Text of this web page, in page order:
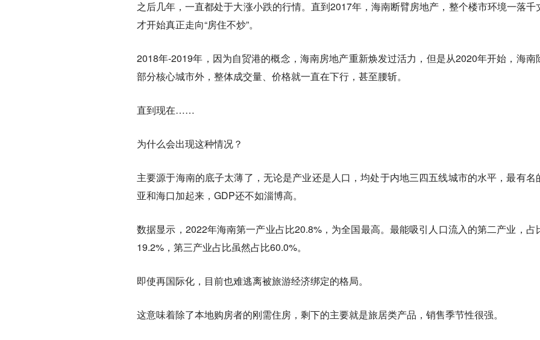
之后几年，一直都处于大涨小跌的行情。直到2017年，海南断臂房地产，整个楼市环境一落千
才开始真正走向“房住不炒”。
2018年-2019年，因为自贸港的概念，海南房地产重新焕发过活力，但是从2020年开始，海南
部分核心城市外，整体成交量、价格就一直在下行，甚至腰斩。
直到现在……
为什么会出现这种情况？
主要源于海南的底子太薄了，无论是产业还是人口，均处于内地三四五线城市的水平，最有名
亚和海口加起来，GDP还不如淄博高。
数据显示，2022年海南第一产业占比20.8%，为全国最高。最能吸引人口流入的第二产业，占
19.2%，第三产业占比虽然占比60.0%。
即使再国际化，目前也难逃离被旅游经济绑定的格局。
这意味着除了本地购房者的刚需住房，剩下的主要就是旅居类产品，销售季节性很强。